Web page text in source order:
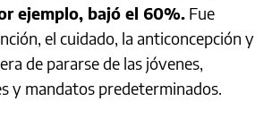
ejemplo, bajó el 60%. Fue
el cuidado, la anticoncepción y
de pararse de las jóvenes,
y mandatos predeterminados.